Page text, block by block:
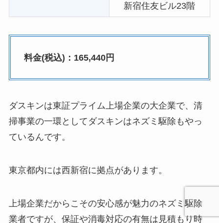
新宿住友ビル23階
料金(税込)：165,440円
ダスキンは東証プライム上場企業の大企業で、清
掃事業の一環としてダスキンはネズミ駆除もやっ
ているんです。
東京都内には西新宿に拠点があります。
上場企業だからこその安心感が魅力のネズミ駆除
業者ですが、保証や消毒対応の有無は見積もり時